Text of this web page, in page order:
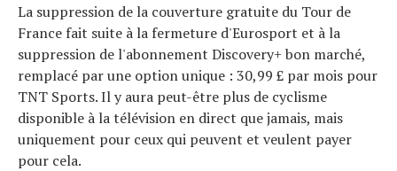
La suppression de la couverture gratuite du Tour de
France fait suite à la fermeture d'Eurosport et à la
suppression de l'abonnement Discovery+ bon marché,
remplacé par une option unique : 30,99 £ par mois pour
TNT Sports. Il y aura peut-être plus de cyclisme
disponible à la télévision en direct que jamais, mais
uniquement pour ceux qui peuvent et veulent payer
pour cela.